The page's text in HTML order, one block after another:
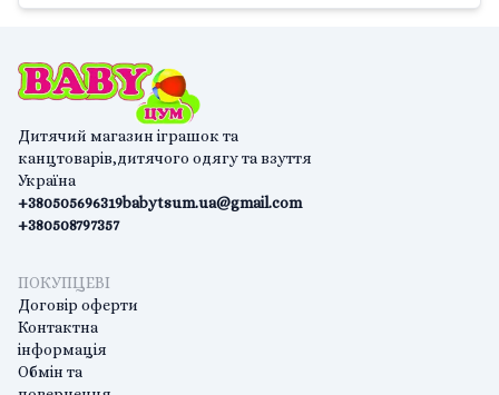
Дитячий магазин іграшок та
канцтоварів,дитячого одягу та взуття
Україна
+380505696319
+380508797357
babytsum.ua@gmail.com
ПОКУПЦЕВІ
Договір оферти
Контактна
інформація
Обмін та